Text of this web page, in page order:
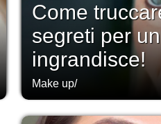
Come
segreti per
ingrandisce!
Make up/